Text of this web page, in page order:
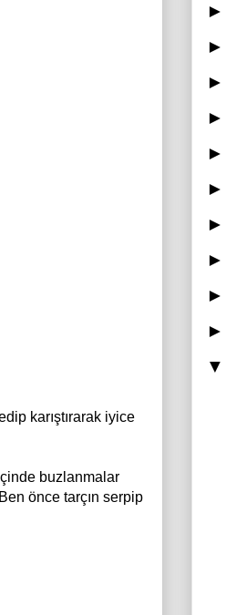
karıştırarak iyice
buzlanmalar
önce tarçın serpip
►
►
►
►
►
►
►
►
►
►
▼